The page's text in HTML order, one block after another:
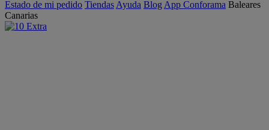
Estado de mi pedido Tiendas Ayuda Blog App Conforama Baleares
Canarias